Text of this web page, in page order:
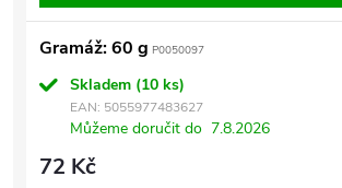
Gramáž: 60 g P0050097
Skladem (10 ks)
EAN: 5055977483627
Můžeme doručit do 7.8.2026
72 Kč